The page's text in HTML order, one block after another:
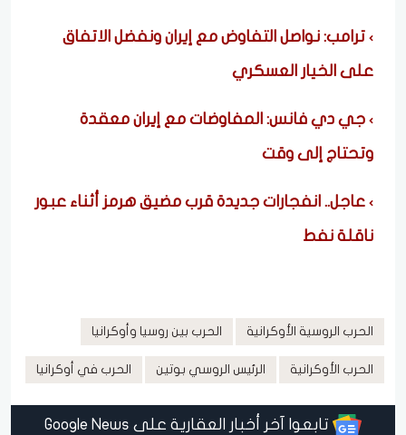
ترامب: نواصل التفاوض مع إيران ونفضل الاتفاق
على الخيار العسكري
جي دي فانس: المفاوضات مع إيران معقدة
وتحتاج إلى وقت
عاجل.. انفجارات جديدة قرب مضيق هرمز أثناء عبور
ناقلة نفط
الحرب الروسية الأوكرانية الحرب بين روسيا وأوكرانيا
الحرب الأوكرانية الرئيس الروسي بوتين الحرب في أوكرانيا
تابعوا آخر أخبار العقارية على Google News